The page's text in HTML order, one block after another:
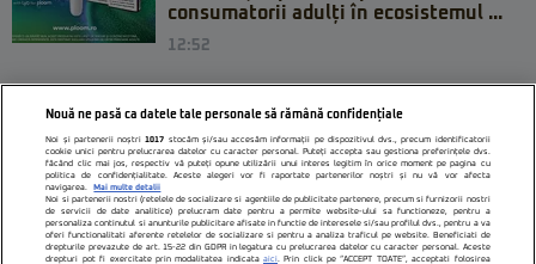
consumatorii adulți în ecosistemul ...
12:52
Nouă ne pasă ca datele tale personale să rămână confidențiale
Noi și partenerii noștri1017 stocăm și/sau accesăm informații pe dispozitivul dvs., precum identificatorii
cookie unici pentru prelucrarea datelor cu caracter personal. Puteți accepta sau gestiona preferințele dvs.
făcând clic mai jos, respectiv vă puteți opune utilizării unui interes legitim în orice moment pe pagina cu
politica de confidențialitate. Aceste alegeri vor fi raportate partenerilor noștri și nu vă vor afecta
navigarea.
Mai multe detalii
Noi si partenerii nostri (retelele de socializare si agentiile de publicitate partenere, precum si furnizorii nostri
de servicii de date analitice) prelucram date pentru a permite website-ului sa functioneze, pentru a
personaliza continutul si anunturile publicitare afisate in functie de interesele si/sau profilul dvs., pentru a va
oferi functionalitati aferente retelelor de socializare si pentru a analiza traficul pe website. Beneficiati de
drepturile prevazute de art. 15-22 din GDPR in legatura cu prelucrarea datelor cu caracter personal. Aceste
drepturi pot fi exercitate prin modalitatea indicata aici. Prin click pe “ACCEPT TOATE”, acceptati folosirea